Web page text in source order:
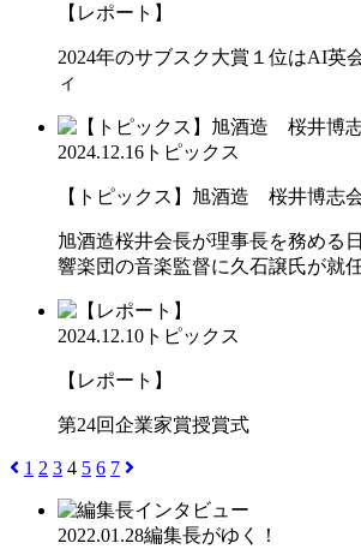
【レポート】
2024年のサブスク大賞１位はAI英
ィ
2024.12.16 トピックス
【トピックス】旭酒造 桜井博志
旭酒造桜井会長が理事長を務める
響楽団の音楽監督に久石譲氏が就
2024.12.10 トピックス
【レポート】
第24回企業家賞授賞式
1 2 3 4 5 6 7
2022.01.28編集長がゆく！